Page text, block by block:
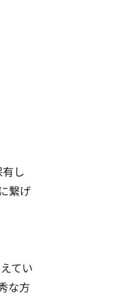
し
繋げ
てい
な方